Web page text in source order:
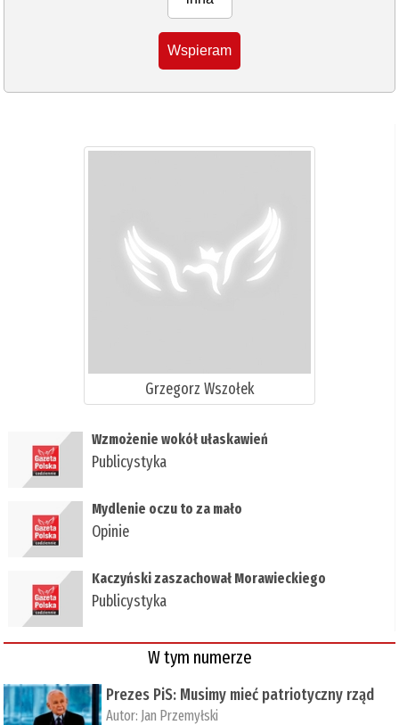
Wspieram
Grzegorz Wszołek
Wzmożenie wokół ułaskawień
Publicystyka
Mydlenie oczu to za mało
Opinie
Kaczyński zaszachował Morawieckiego
Publicystyka
W tym numerze
Prezes PiS: Musimy mieć patriotyczny rząd
Autor: Jan Przemyłski